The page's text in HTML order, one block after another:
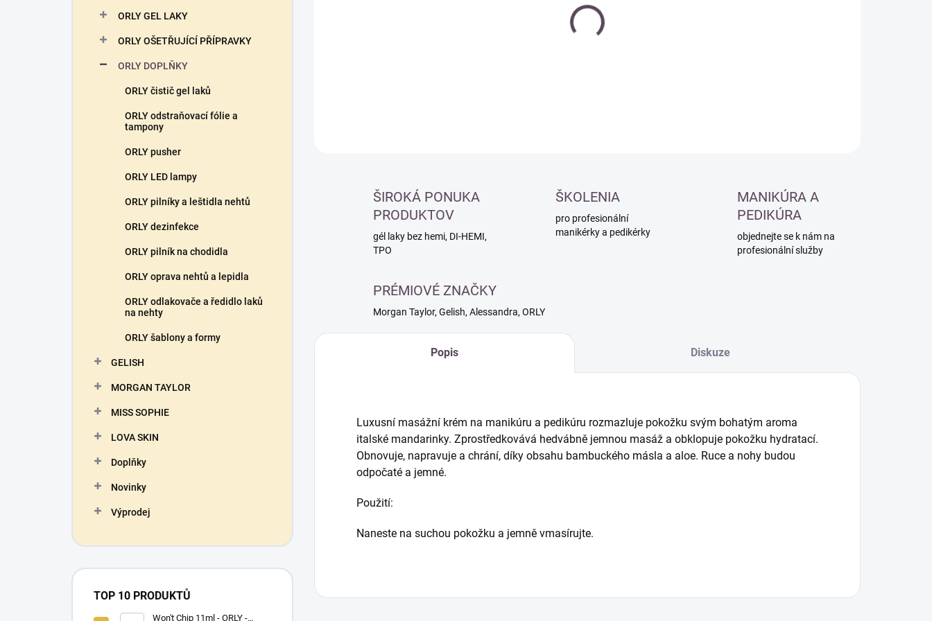
ORLY GEL LAKY
ORLY OŠETŘUJÍCÍ PŘÍPRAVKY
ORLY DOPLŇKY
ORLY čistič gel laků
ORLY odstraňovací fólie a
tampony
ORLY pusher
ORLY LED lampy
ORLY pilníky a leštidla nehtů
ORLY dezinfekce
ORLY pilník na chodidla
ORLY oprava nehtů a lepidla
ORLY odlakovače a ředidlo laků
na nehty
ORLY šablony a formy
GELISH
MORGAN TAYLOR
MISS SOPHIE
LOVA SKIN
Doplňky
Novinky
Výprodej
TOP 10 PRODUKTŮ
Won't Chip 11ml - ORLY -
ŠIROKÁ PONUKA
PRODUKTOV
gél laky bez hemi, DI-HEMI,
TPO
ŠKOLENIA
pro profesionální
manikérky a pedikérky
MANIKÚRA A
PEDIKÚRA
objednejte se k nám na
profesionální služby
PRÉMIOVÉ ZNAČKY
Morgan Taylor, Gelish, Alessandra, ORLY
Popis Diskuze
Luxusní masážní krém na manikúru a pedikúru rozmazluje pokožku svým bohatým aroma
italské mandarinky. Zprostředkovává hedvábně jemnou masáž a obklopuje pokožku hydratací.
Obnovuje, napravuje a chrání, díky obsahu bambuckého másla a aloe. Ruce a nohy budou
odpočaté a jemné.
Použití:
Naneste na suchou pokožku a jemně vmasírujte.